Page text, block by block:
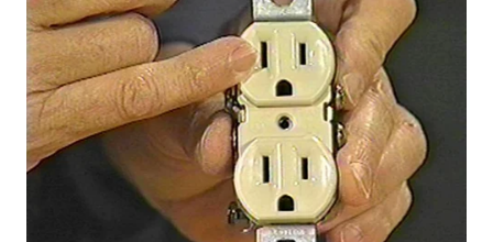
WN
LIKUPANG
WN
LABUANBAJO